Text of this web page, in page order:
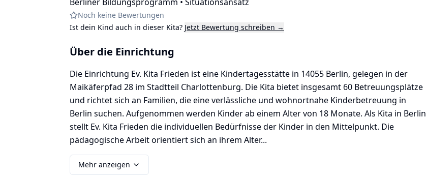
Noch keine Bewertungen
Ist dein Kind auch in dieser Kita? Jetzt Bewertung schreiben →
Über die Einrichtung
Die Einrichtung Ev. Kita Frieden ist eine Kindertagesstätte in 14055 Berlin, gelegen in der
Maikäferpfad 28 im Stadtteil Charlottenburg. Die Kita bietet insgesamt 60 Betreuungsplätze
und richtet sich an Familien, die eine verlässliche und wohnortnahe Kinderbetreuung in
Berlin suchen. Aufgenommen werden Kinder ab einem Alter von 18 Monate. Als Kita in Berlin
stellt Ev. Kita Frieden die individuellen Bedürfnisse der Kinder in den Mittelpunkt. Die
pädagogische Arbeit orientiert sich an ihrem Alter...
Mehr anzeigen